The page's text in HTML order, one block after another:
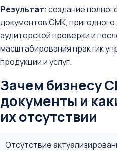
Результат: создание
документов СМК,
аудиторской проверки и
масштабирования практик
продукции и услуг.
Зачем бизнесу
документы и
их отсутствии
Отсутствие